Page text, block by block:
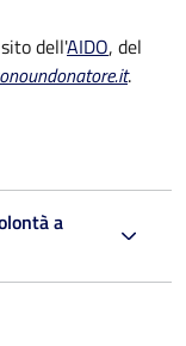
dell'AIDO, del
.
a